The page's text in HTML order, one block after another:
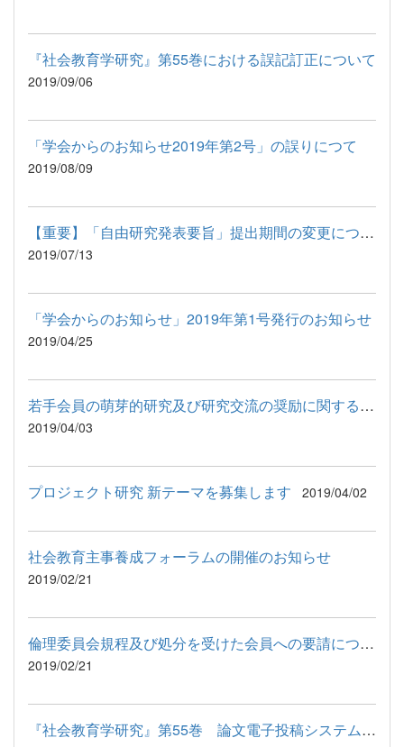
『社会教育学研究』第55巻における誤記訂正について
2019/09/06
「学会からのお知らせ2019年第2号」の誤りにつて
2019/08/09
【重要】「自由研究発表要旨」提出期間の変更につきまして
2019/07/13
「学会からのお知らせ」2019年第1号発行のお知らせ
2019/04/25
若手会員の萌芽的研究及び研究交流の奨励に関する助成について
2019/04/03
プロジェクト研究 新テーマを募集します 2019/04/02
社会教育主事養成フォーラムの開催のお知らせ
2019/02/21
倫理委員会規程及び処分を受けた会員への要請についてのお知らせ
2019/02/21
『社会教育学研究』第55巻 論文電子投稿システム稼働のお知らせ